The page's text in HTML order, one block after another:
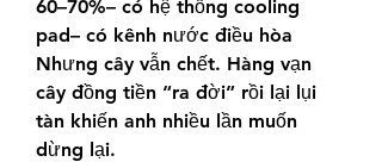
60–70%– có hệ thống cooling
pad– có kênh nước điều hòa
Nhưng cây vẫn chết. Hàng vạn
cây đồng tiền “ra đời” rồi lại lụi
tàn khiến anh nhiều lần muốn
dừng lại.